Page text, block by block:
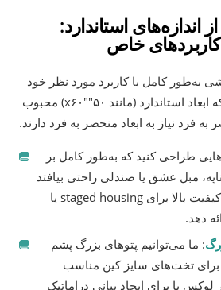
اندازه‌های استاندارد:
کاربردهای خاص
به‌طور کامل با کاربرد مورد نظر خود
مطابقت دارد. در حالی که ابعاد استاندارد (مانند ۵۰″x۶۰″) محبوب
فرد نیاز به ابعاد منحصر به فرد دارند.
طراحی کنید که به‌طور کامل بر
مبل عشق یا صندلی راحتی بیافتد
و ظاهری سفارشی و با کیفیت بالا برای staged housing یا
دهد.
: ما می‌توانیم پتوهای بزرگ پشم
برای تخت‌های سایز کین مناسب
یا برای ایجاد بیانی دراماتیک